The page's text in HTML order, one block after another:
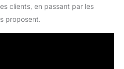
clients, en passant par les
proposent.